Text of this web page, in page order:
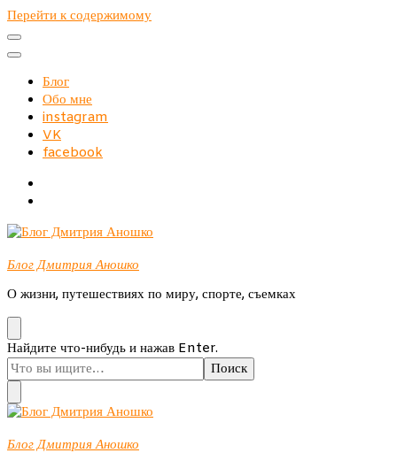
Перейти к содержимому
Блог
Обо мне
instagram
VK
facebook
Блог Дмитрия Аношко
О жизни, путешествиях по миру, спорте, съемках
Ищите
что-
то?
Найдите что-нибудь и нажав Enter.
Блог Дмитрия Аношко